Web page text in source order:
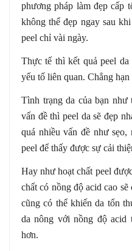
phương pháp làm đẹp cấp
không thể đẹp ngay sau
peel chỉ vài ngày.
Thực tế thì kết quả peel
yếu tố liên quan. Chẳng hạn
Tình trạng da của bạn như
vấn đề thì peel da sẽ đẹp
quá nhiều vấn đề như sẹo,
peel để thấy được sự cải
Hay như hoạt chất peel
chất có nồng độ acid cao
cũng có thể khiến da tổn
da nông với nồng độ acid
hơn.